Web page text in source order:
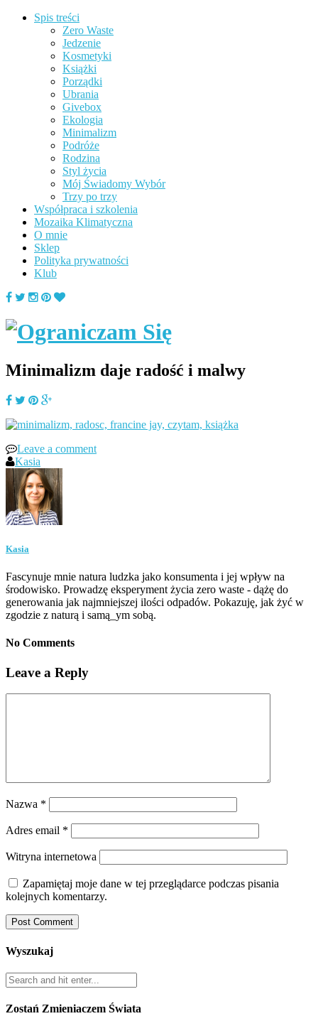
Spis treści
Zero Waste
Jedzenie
Kosmetyki
Książki
Porządki
Ubrania
Givebox
Ekologia
Minimalizm
Podróże
Rodzina
Styl życia
Mój Świadomy Wybór
Trzy po trzy
Współpraca i szkolenia
Mozaika Klimatyczna
O mnie
Sklep
Polityka prywatności
Klub
Minimalizm daje radość i malwy
Leave a comment
Kasia
Kasia
Fascynuje mnie natura ludzka jako konsumenta i jej wpływ na
środowisko. Prowadzę eksperyment życia zero waste - dążę do
generowania jak najmniejszej ilości odpadów. Pokazuję, jak żyć w
zgodzie z naturą i samą_ym sobą.
No Comments
Leave a Reply
Nazwa *
Adres email *
Witryna internetowa
Zapamiętaj moje dane w tej przeglądarce podczas pisania
kolejnych komentarzy.
Wyszukaj
Zostań Zmieniaczem Świata